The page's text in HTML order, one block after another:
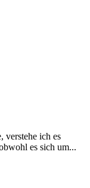
verstehe ich es
es sich um...